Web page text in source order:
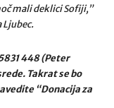
mali deklici Sofiji,”
Ljubec.
448 (Peter
Takrat se bo
“Donacija za